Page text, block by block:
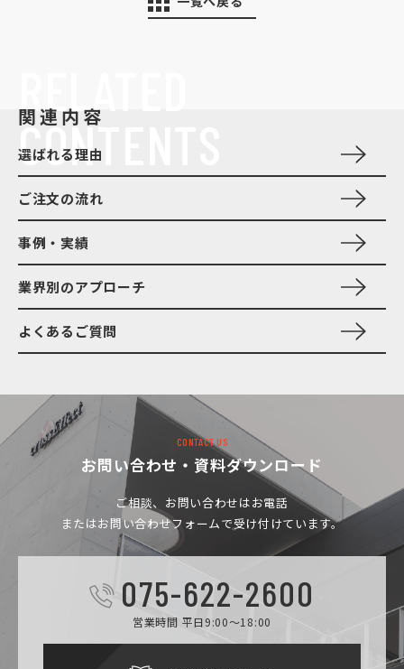
CONTENTS
関連内容
選ばれる理由
ご注文の流れ
事例・実績
業界別のアプローチ
よくあるご質問
CONTACT US
お問い合わせ・資料ダウンロード
ご相談、お問い合わせはお電話
またはお問い合わせフォームで受け付けています。
075-622-2600
営業時間 平日9:00～18:00